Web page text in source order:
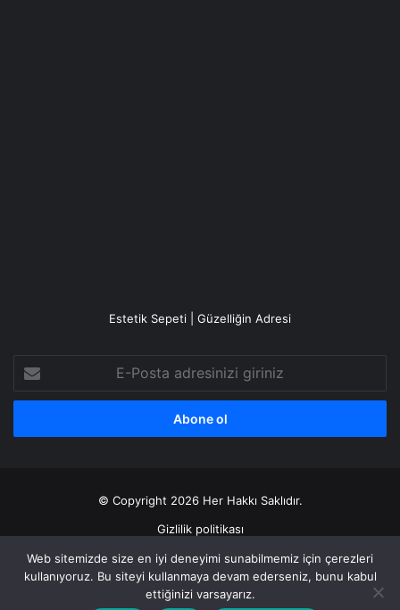
Estetik Sepeti | Güzelliğin Adresi
Posta
adresinizi
© Copyright 2026 Her Hakkı Saklıdır.
Gizlilik politikası
Facebook
X YouTubeInstagram
Web sitemizde size en iyi deneyimi sunabilmemiz için çerezleri
kullanıyoruz. Bu siteyi kullanmaya devam ederseniz, bunu kabul
ettiğinizi varsayarız.